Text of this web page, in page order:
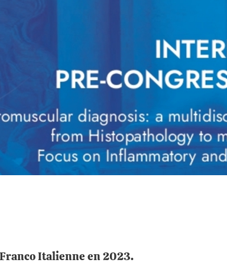
Italienne en 2023.